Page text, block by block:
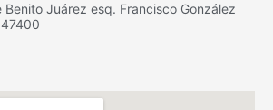
Benito Juárez esq. Francisco González